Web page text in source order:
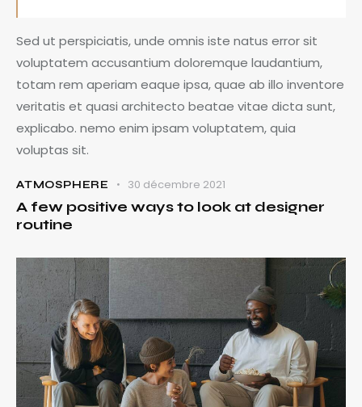
Sed ut perspiciatis, unde omnis iste natus error sit
voluptatem accusantium doloremque laudantium,
totam rem aperiam eaque ipsa, quae ab illo inventore
veritatis et quasi architecto beatae vitae dicta sunt,
explicabo. nemo enim ipsam voluptatem, quia
voluptas sit.
ATMOSPHERE 30 décembre 2021
A few positive ways to look at designer
routine